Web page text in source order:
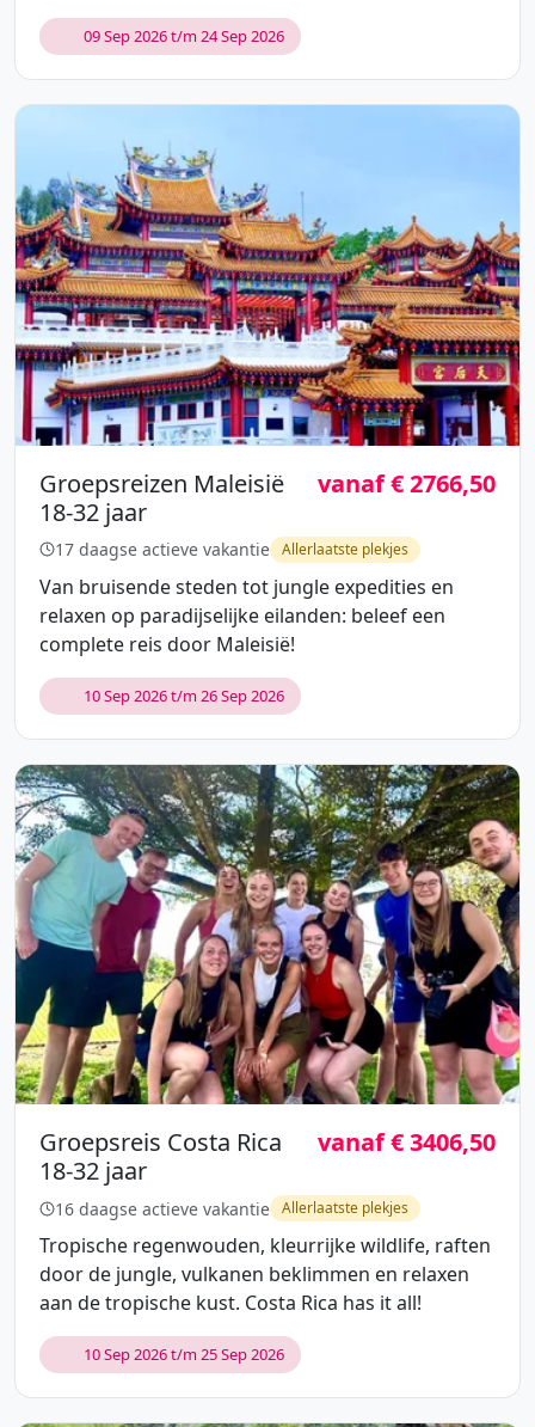
09 Sep 2026 t/m 24 Sep 2026
Groepsreizen Maleisië
18-32 jaar
vanaf € 2766,50
17 daagse actieve vakantie Allerlaatste plekjes
Van bruisende steden tot jungle expedities en
relaxen op paradijselijke eilanden: beleef een
complete reis door Maleisië!
10 Sep 2026 t/m 26 Sep 2026
Groepsreis Costa Rica
18-32 jaar
vanaf € 3406,50
16 daagse actieve vakantie Allerlaatste plekjes
Tropische regenwouden, kleurrijke wildlife, raften
door de jungle, vulkanen beklimmen en relaxen
aan de tropische kust. Costa Rica has it all!
10 Sep 2026 t/m 25 Sep 2026